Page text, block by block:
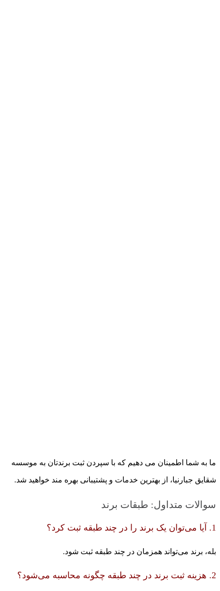
ما به شما اطمینان می دهیم که با سپردن ثبت برندتان به موسسه
شقایق جبارنیا، از بهترین خدمات و پشتیبانی بهره مند خواهید شد.
سوالات متداول: طبقات برند
1. آیا می‌توان یک برند را در چند طبقه ثبت کرد؟
بله، برند می‌تواند همزمان در چند طبقه ثبت شود.
2. هزینه ثبت برند در چند طبقه چگونه محاسبه می‌شود؟